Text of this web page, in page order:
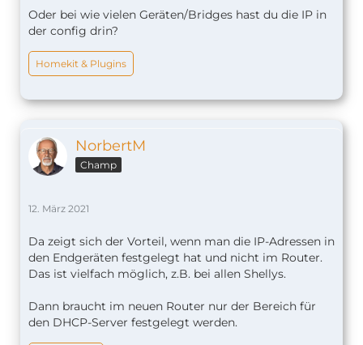
Oder bei wie vielen Geräten/Bridges hast du die IP in
der config drin?
Homekit & Plugins
NorbertM
Champ
12. März 2021
Da zeigt sich der Vorteil, wenn man die IP-Adressen in
den Endgeräten festgelegt hat und nicht im Router.
Das ist vielfach möglich, z.B. bei allen Shellys.
Dann braucht im neuen Router nur der Bereich für
den DHCP-Server festgelegt werden.